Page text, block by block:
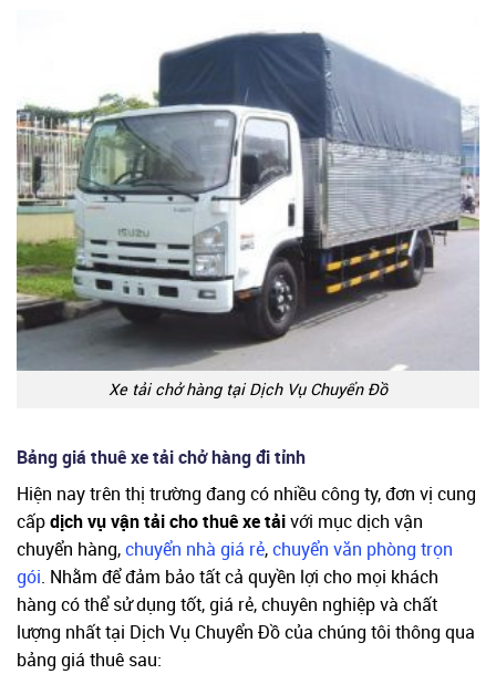
Xe tải chở hàng tại Dịch Vụ Chuyển Đồ
Bảng giá thuê xe tải chở hàng đi tỉnh
Hiện nay trên thị trường đang có nhiều công ty, đơn vị cung
cấpdịch vụ vận tải cho thuê xe tảivới mục dịch vận
chuyển hàng,chuyển nhà giá rẻ,chuyển văn phòng trọn
gói. Nhằm để đảm bảo tất cả quyền lợi cho mọi khách
hàng có thể sử dụng tốt, giá rẻ, chuyên nghiệp và chất
lượng nhất tại Dịch Vụ Chuyển Đồ của chúng tôi thông qua
bảng giá thuê sau: